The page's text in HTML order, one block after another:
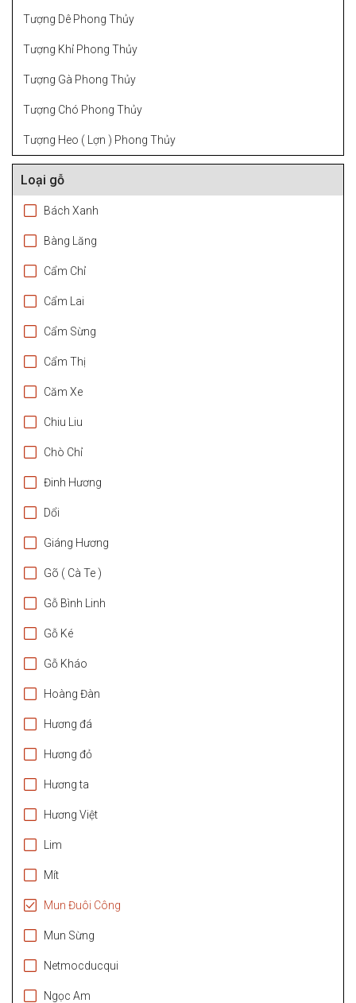
Tượng Dê Phong Thủy
Tượng Khỉ Phong Thủy
Tượng Gà Phong Thủy
Tượng Chó Phong Thủy
Tượng Heo ( Lợn ) Phong Thủy
Loại gỗ
Bách Xanh
Bàng Lăng
Cẩm Chỉ
Cẩm Lai
Cẩm Sừng
Cẩm Thị
Căm Xe
Chiu Liu
Chò Chỉ
Đinh Hương
Dổi
Giáng Hương
Gõ ( Cà Te )
Gỗ Bình Linh
Gỗ Ké
Gỗ Kháo
Hoàng Đàn
Hương đá
Hương đỏ
Hương ta
Hương Việt
Lim
Mít
Mun Đuôi Công
Mun Sừng
Netmocducqui
Ngọc Am